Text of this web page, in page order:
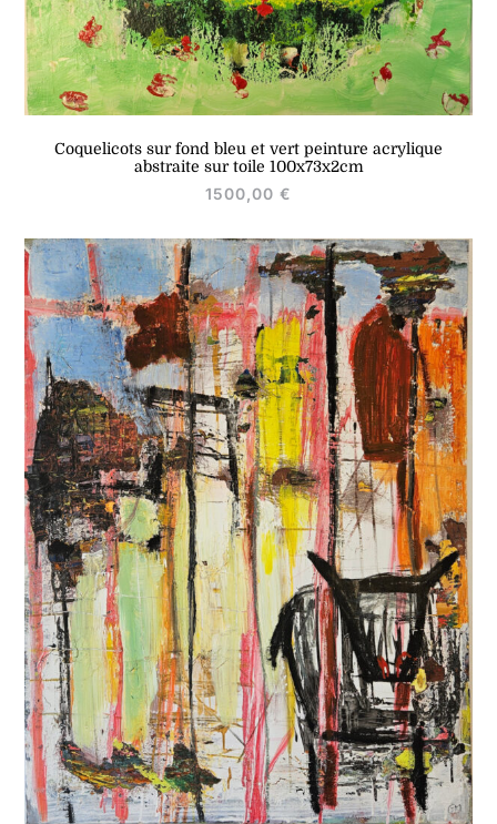
Coquelicots sur fond bleu et vert peinture acrylique
abstraite sur toile 100x73x2cm
1500,00 €